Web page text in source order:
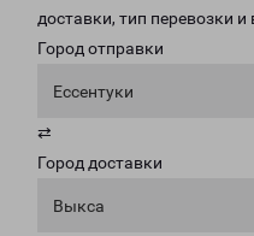
доставки, тип перевозки и
Город отправки
Ессентуки
⇄
Город доставки
Выкса